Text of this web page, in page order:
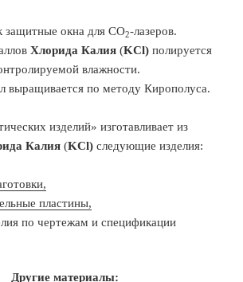
защитные окна для СО2-лазеров.
Хлорида Калия (KCl) полируется
влажности.
выращивается по методу Кирополуса.
изделий» изготавливает из
Калия (KCl) следующие изделия:
пластины,
по чертежам и спецификации
Другие материалы: